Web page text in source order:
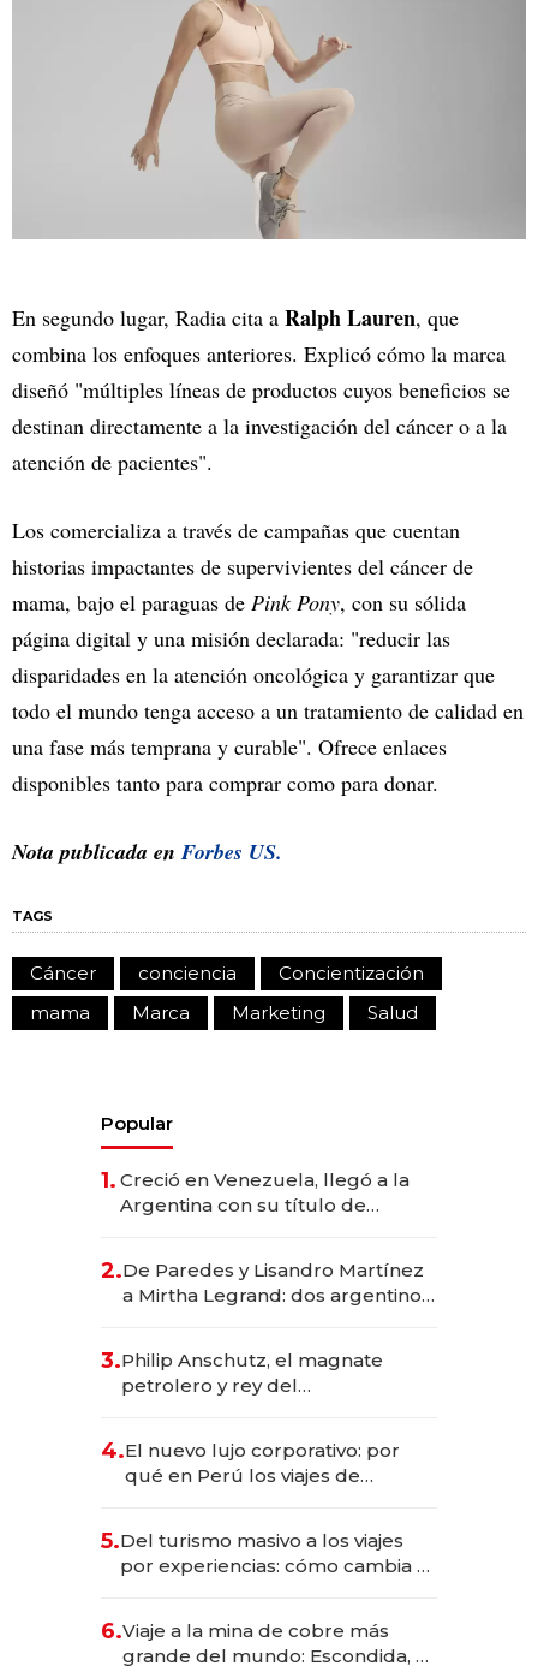
En segundo lugar, Radia cita a Ralph Lauren, que
combina los enfoques anteriores. Explicó cómo la marca
diseñó "múltiples líneas de productos cuyos beneficios se
destinan directamente a la investigación del cáncer o a la
atención de pacientes".
Los comercializa a través de campañas que cuentan
historias impactantes de supervivientes del cáncer de
mama, bajo el paraguas de Pink Pony, con su sólida
página digital y una misión declarada: "reducir las
disparidades en la atención oncológica y garantizar que
todo el mundo tenga acceso a un tratamiento de calidad en
una fase más temprana y curable". Ofrece enlaces
disponibles tanto para comprar como para donar.
Nota publicada enForbes US.
TAGS
Cáncer conciencia
Concientización
mama
Marca Marketing Salud
Popular
1. Creció en Venezuela, llegó a la
Argentina con su título de
las marcas "fast premium"
2.De Paredes y Lisandro Martínez
a Mirtha Legrand: dos argentinos
3.Philip Anschutz, el magnate
petrolero y rey del
Fénix
4.El nuevo lujo corporativo: por
qué en Perú los viajes de
transformadoras
5.Del turismo masivo a los viajes
por experiencias: cómo cambia el
6.Viaje a la mina de cobre más
grande del mundo: Escondida, el